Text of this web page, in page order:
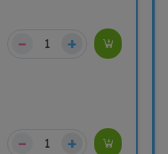
– +
– +